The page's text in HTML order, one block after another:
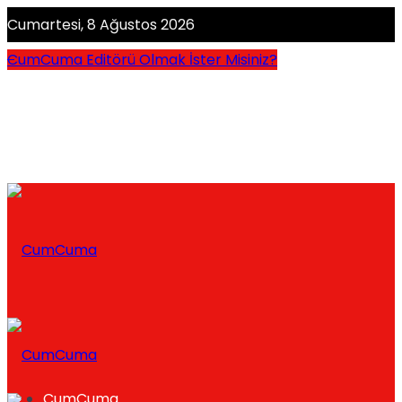
Cumartesi, 8 Ağustos 2026
CumCuma Editörü Olmak İster Misiniz?